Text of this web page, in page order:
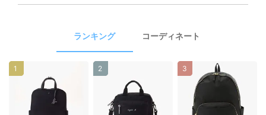
ランキング コーディネート
1 2 3